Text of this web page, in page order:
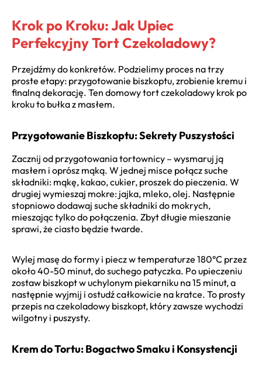
Krok po Kroku: Jak Upiec
Perfekcyjny Tort Czekoladowy?
Przejdźmy do konkretów. Podzielimy proces na trzy
proste etapy: przygotowanie biszkoptu, zrobienie kremu i
finalną dekorację. Ten domowy tort czekoladowy krok po
kroku to bułka z masłem.
Przygotowanie Biszkoptu: Sekrety Puszystości
Zacznij od przygotowania tortownicy – wysmaruj ją
masłem i oprósz mąką. W jednej misce połącz suche
składniki: mąkę, kakao, cukier, proszek do pieczenia. W
drugiej wymieszaj mokre: jajka, mleko, olej. Następnie
stopniowo dodawaj suche składniki do mokrych,
mieszając tylko do połączenia. Zbyt długie mieszanie
sprawi, że ciasto będzie twarde.
Wylej masę do formy i piecz w temperaturze 180°C przez
około 40-50 minut, do suchego patyczka. Po upieczeniu
zostaw biszkopt w uchylonym piekarniku na 15 minut, a
następnie wyjmij i ostudź całkowicie na kratce. To prosty
przepis na czekoladowy biszkopt, który zawsze wychodzi
wilgotny i puszysty.
Krem do Tortu: Bogactwo Smaku i Konsystencji